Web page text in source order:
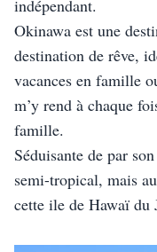
indépendant.
Okinawa est une
destination de rêve,
vacances en famille
m’y rend à chaque
famille.
Séduisante de par
semi-tropical, mais
cette ile de Hawaï du